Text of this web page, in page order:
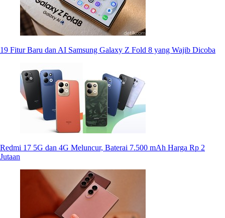
19 Fitur Baru dan AI Samsung Galaxy Z Fold 8 yang Wajib Dicoba
Redmi 17 5G dan 4G Meluncur, Baterai 7.500 mAh Harga Rp 2
Jutaan